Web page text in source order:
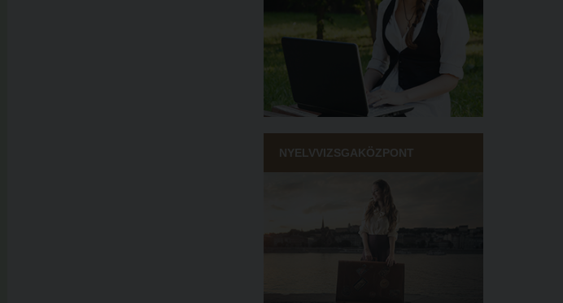
NYELVVIZSGAKÖZPONT